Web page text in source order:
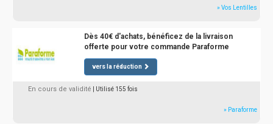
» Vos Lentilles
Dès 40€ d'achats, bénéficez de la livraison
offerte pour votre commande Paraforme
vers la réduction
En cours de validité | Utilisé 155 fois
» Paraforme